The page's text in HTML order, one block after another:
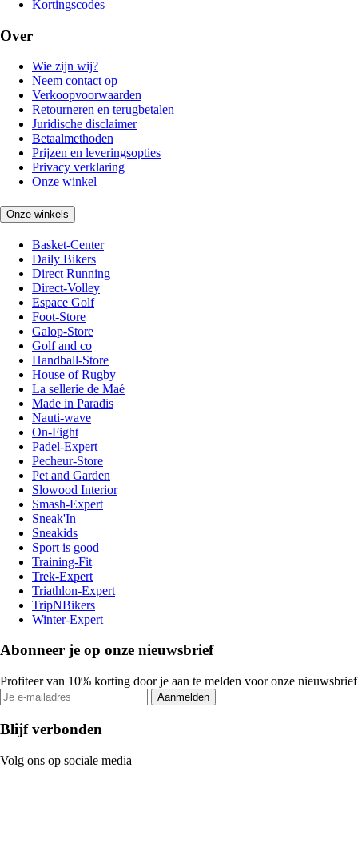
Kortingscodes
Over
Wie zijn wij?
Neem contact op
Verkoopvoorwaarden
Retourneren en terugbetalen
Juridische disclaimer
Betaalmethoden
Prijzen en leveringsopties
Privacy verklaring
Onze winkel
Onze winkels
Basket-Center
Daily Bikers
Direct Running
Direct-Volley
Espace Golf
Foot-Store
Galop-Store
Golf and co
Handball-Store
House of Rugby
La sellerie de Maé
Made in Paradis
Nauti-wave
On-Fight
Padel-Expert
Pecheur-Store
Pet and Garden
Slowood Interior
Smash-Expert
Sneak'In
Sneakids
Sport is good
Training-Fit
Trek-Expert
Triathlon-Expert
TripNBikers
Winter-Expert
Abonneer je op onze nieuwsbrief
Profiteer van 10% korting door je aan te melden voor onze nieuwsbrief
Aanmelden
Blijf verbonden
Volg ons op sociale media